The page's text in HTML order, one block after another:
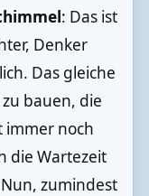
: Das ist
Denker
Das gleiche
bauen, die
immer noch
die Wartezeit
zumindest